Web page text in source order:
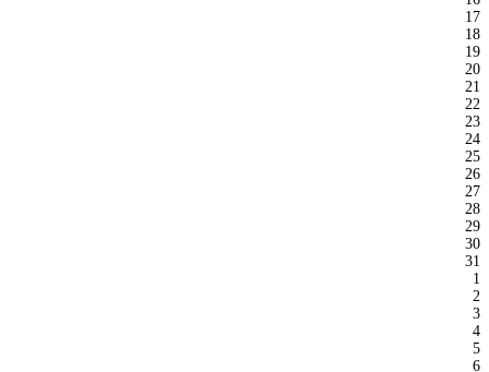
17
18
19
20
21
22
23
24
25
26
27
28
29
30
31
1
2
3
4
5
6